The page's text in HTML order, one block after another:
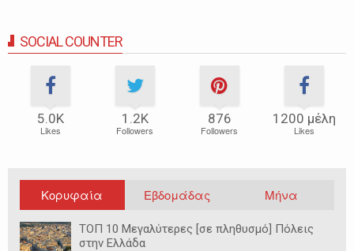
SOCIAL COUNTER
5.0Κ
Likes
1.2Κ
Followers
876
Followers
1200 μέλη
Likes
Κορυφαία Εβδομάδας Μήνα
ΤΟΠ 10 Μεγαλύτερες [σε πληθυσμό] Πόλεις
στην Ελλάδα